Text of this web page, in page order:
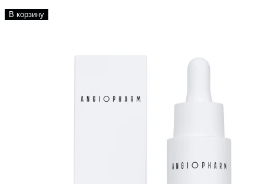
В корзину